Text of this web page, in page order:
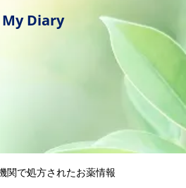
My Diary
関で処方されたお薬情報